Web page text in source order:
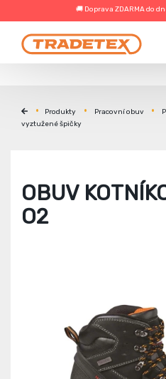
🚚 Doprava ZDARMA do
Produkty Pracovní obuv
vyztužené špičky
OBUV
O2